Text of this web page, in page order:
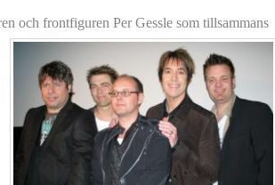
och frontfiguren Per Gessle som tillsammans